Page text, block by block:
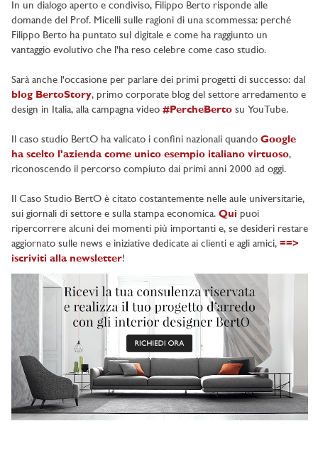
In un dialogo aperto e condiviso, Filippo Berto risponde alle
domande del Prof. Micelli sulle ragioni di una scommessa: perché
Filippo Berto ha puntato sul digitale e come ha raggiunto un
vantaggio evolutivo che l'ha reso celebre come caso studio.
Sarà anche l'occasione per parlare dei primi progetti di successo: dal
blog BertoStory, primo corporate blog del settore arredamento e
design in Italia, alla campagna video #PercheBerto su YouTube.
Il caso studio BertO ha valicato i confini nazionali quando Google
ha scelto l'azienda come unico esempio italiano virtuoso,
riconoscendo il percorso compiuto dai primi anni 2000 ad oggi.
Il Caso Studio BertO è citato costantemente nelle aule universitarie,
sui giornali di settore e sulla stampa economica. Qui puoi
ripercorrere alcuni dei momenti più importanti e, se desideri restare
aggiornato sulle news e iniziative dedicate ai clienti e agli amici, ==>
iscriviti alla newsletter!